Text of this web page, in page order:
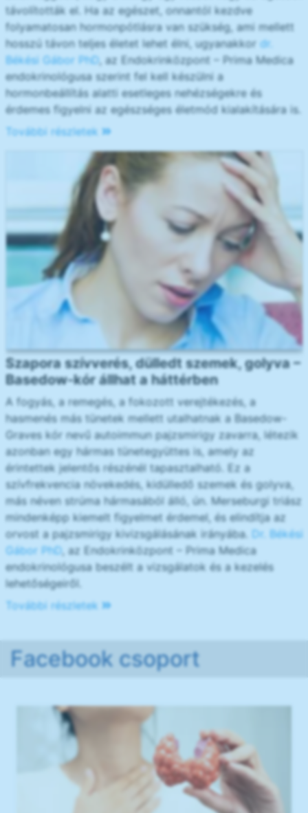
távolították el. Ha az egészet, onnantól kezdve
folyamatosan hormonpótlásra van szükség, ami mellett
hosszú távon teljes életet lehet élni, ugyanakkor dr.
Békési Gábor PhD
, az Endokrinközpont – Prima Medica
endokrinológusa szerint fel kell készülni a
hormonbeállítás alatti esetleges nehézségekre és
érdemes figyelni az egészséges életmód kialakítására is.
További részletek
Szapora szívverés, dülledt szemek, golyva –
Basedow-kór állhat a háttérben
A fogyás, a remegés, a fokozott verejtékezés, a
hasmenés más tünetek mellett utalhatnak a Basedow-
Graves kór nevű autoimmun pajzsmirigy zavarra, létezik
azonban egy hármas tünetegyüttes is, amely az
érintettek jelentős részénél tapasztalható. Ez a
szívfrekvencia növekedés, kidülledő szemek és golyva,
más néven strúma hármasából álló, ún. Merseburgi triász
mindenképp kiemelt figyelmet érdemel, és elindítja az
orvost a pajzsmirigy kivizsgálásának irányába. Dr. Békési
Gábor PhD, az Endokrinközpont – Prima Medica
endokrinológusa beszélt a vizsgálatok és a kezelés
lehetőségeiről.
További részletek
Facebook csoport